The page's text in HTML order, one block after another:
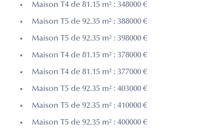
Maison T4 de 81.15 m² : 348000 €
Maison T5 de 92.35 m² : 388000 €
Maison T5 de 92.35 m² : 398000 €
Maison T4 de 81.15 m² : 378000 €
Maison T4 de 81.15 m² : 377000 €
Maison T5 de 92.35 m² : 403000 €
Maison T5 de 92.35 m² : 410000 €
Maison T5 de 92.35 m² : 400000 €